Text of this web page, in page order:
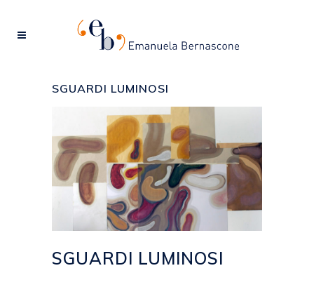
SGUARDI LUMINOSI
SGUARDI LUMINOSI